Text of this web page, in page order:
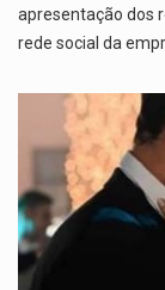
apresentação dos
rede social da